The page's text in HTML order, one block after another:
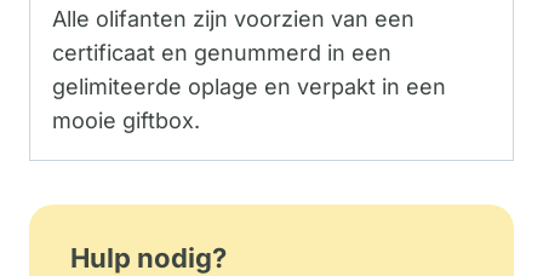
Alle olifanten zijn voorzien van een
certificaat en genummerd in een
gelimiteerde oplage en verpakt in een
mooie giftbox.
Hulp nodig?